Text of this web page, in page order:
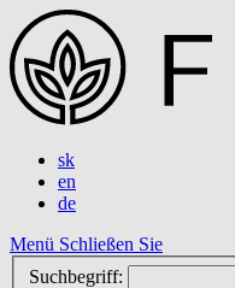
sk
en
de
Menü Schließen Sie
Suchbegriff: